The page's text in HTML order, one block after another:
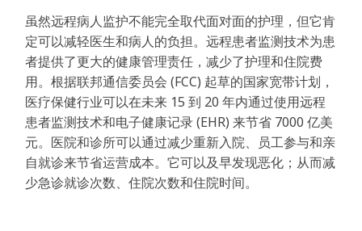
虽然远程病人监护不能完全取代面对面的护理，但它肯
定可以减轻医生和病人的负担。远程患者监测技术为患
者提供了更大的健康管理责任，减少了护理和住院费
用。根据联邦通信委员会 (FCC) 起草的国家宽带计划，
医疗保健行业可以在未来 15 到 20 年内通过使用远程
患者监测技术和电子健康记录 (EHR) 来节省 7000 亿美
元。医院和诊所可以通过减少重新入院、员工参与和亲
自就诊来节省运营成本。它可以及早发现恶化；从而减
少急诊就诊次数、住院次数和住院时间。